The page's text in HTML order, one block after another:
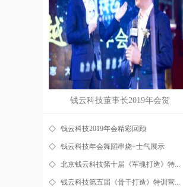
钱云科技董事长2019年会贺
钱云科技2019年会精彩回顾
钱云科技年会舞蹈串烧+士气展示
北京钱云科技第十届《军魂打造》特...
钱云科技第五届《骨干打造》特训营...